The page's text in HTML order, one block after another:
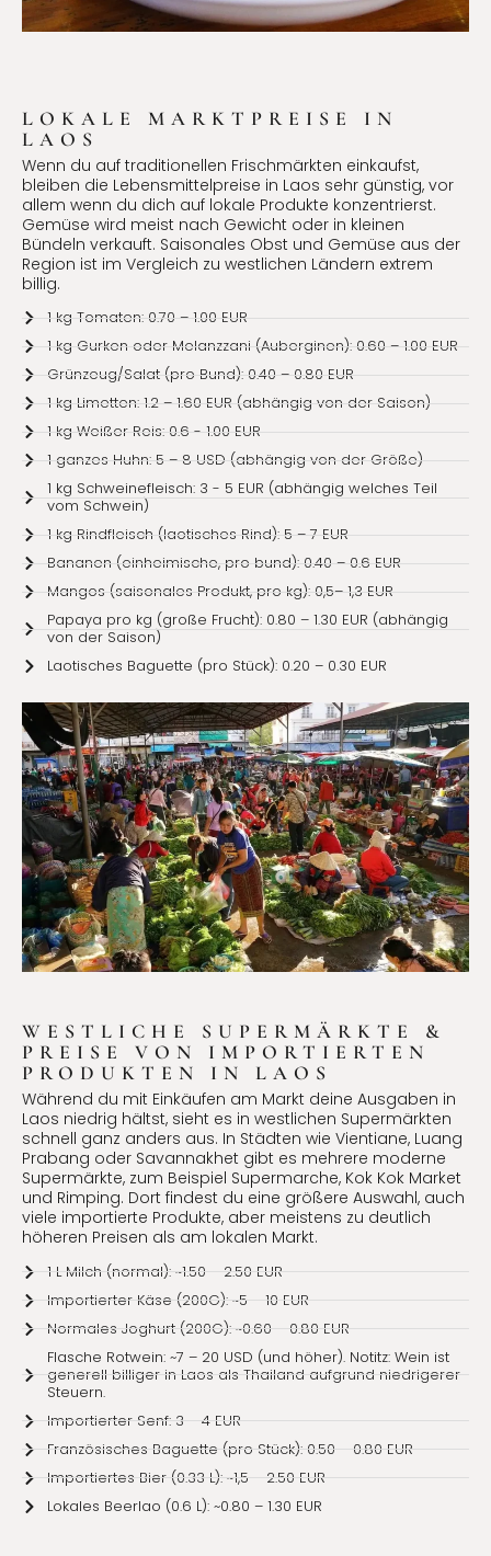
LOKALE MARKTPREISE IN
LAOS
Wenn du auf traditionellen Frischmärkten einkaufst,
bleiben die Lebensmittelpreise in Laos sehr günstig, vor
allem wenn du dich auf lokale Produkte konzentrierst.
Gemüse wird meist nach Gewicht oder in kleinen
Bündeln verkauft. Saisonales Obst und Gemüse aus der
Region ist im Vergleich zu westlichen Ländern extrem
billig.
1 kg Tomaten: 0.70 – 1.00 EUR
1 kg Gurken oder Melanzzani (Auberginen): 0.60 – 1.00 EUR
Grünzeug/Salat (pro Bund): 0.40 – 0.80 EUR
1 kg Limetten: 1.2 – 1.60 EUR (abhängig von der Saison)
1 kg Weißer Reis: 0.6 - 1.00 EUR
1 ganzes Huhn: 5 – 8 USD (abhängig von der Größe)
1 kg Schweinefleisch: 3 - 5 EUR (abhängig welches Teil
vom Schwein)
1 kg Rindfleisch (laotisches Rind): 5 – 7 EUR
Bananen (einheimische, pro bund): 0.40 – 0.6 EUR
Mangos (saisonales Produkt, pro kg): 0,5– 1,3 EUR
Papaya pro kg (große Frucht): 0.80 – 1.30 EUR (abhängig
von der Saison)
Laotisches Baguette (pro Stück): 0.20 – 0.30 EUR
WESTLICHE SUPERMÄRKTE &
PREISE VON IMPORTIERTEN
PRODUKTEN IN LAOS
Während du mit Einkäufen am Markt deine Ausgaben in
Laos niedrig hältst, sieht es in westlichen Supermärkten
schnell ganz anders aus. In Städten wie Vientiane, Luang
Prabang oder Savannakhet gibt es mehrere moderne
Supermärkte, zum Beispiel Supermarche, Kok Kok Market
und Rimping. Dort findest du eine größere Auswahl, auch
viele importierte Produkte, aber meistens zu deutlich
höheren Preisen als am lokalen Markt.
1 L Milch (normal): ~1.50 – 2.50 EUR
Importierter Käse (200G): ~5 – 10 EUR
Normales Joghurt (200G): ~0.60 – 0.80 EUR
Flasche Rotwein: ~7 – 20 USD (und höher). Notitz: Wein ist
generell billiger in Laos als Thailand aufgrund niedrigerer
Steuern.
Importierter Senf: 3 – 4 EUR
Französisches Baguette (pro Stück): 0.50 – 0.80 EUR
Importiertes Bier (0.33 L): ~1,5 – 2.50 EUR
Lokales Beerlao (0.6 L): ~0.80 – 1.30 EUR